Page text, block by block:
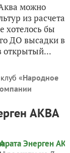
можно
из расчета
хотелось бы
ДО высадки в
открытый...
«Народное
АКВА